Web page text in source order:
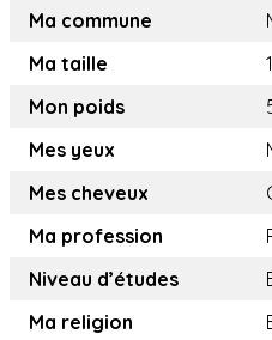
Ma commune
Ma taille
Mon poids
Mes yeux
Mes cheveux
Ma profession
Niveau d’études
Ma religion